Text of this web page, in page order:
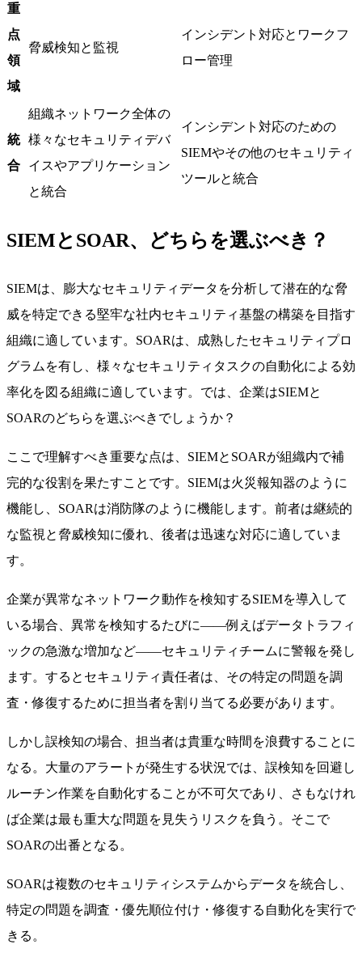
重
点
領
域
脅威検知と監視
インシデント対応とワークフ
ロー管理
統
合
組織ネットワーク全体の
様々なセキュリティデバ
イスやアプリケーション
と統合
インシデント対応のための
SIEMやその他のセキュリティ
ツールと統合
SIEMとSOAR、どちらを選ぶべき？
SIEMは、膨大なセキュリティデータを分析して潜在的な脅
威を特定できる堅牢な社内セキュリティ基盤の構築を目指す
組織に適しています。SOARは、成熟したセキュリティプロ
グラムを有し、様々なセキュリティタスクの自動化による効
率化を図る組織に適しています。では、企業はSIEMと
SOARのどちらを選ぶべきでしょうか？
ここで理解すべき重要な点は、SIEMとSOARが組織内で補
完的な役割を果たすことです。SIEMは火災報知器のように
機能し、SOARは消防隊のように機能します。前者は継続的
な監視と脅威検知に優れ、後者は迅速な対応に適していま
す。
企業が異常なネットワーク動作を検知するSIEMを導入して
いる場合、異常を検知するたびに——例えばデータトラフィ
ックの急激な増加など——セキュリティチームに警報を発し
ます。するとセキュリティ責任者は、その特定の問題を調
査・修復するために担当者を割り当てる必要があります。
しかし誤検知の場合、担当者は貴重な時間を浪費することに
なる。大量のアラートが発生する状況では、誤検知を回避し
ルーチン作業を自動化することが不可欠であり、さもなけれ
ば企業は最も重大な問題を見失うリスクを負う。そこで
SOARの出番となる。
SOARは複数のセキュリティシステムからデータを統合し、
特定の問題を調査・優先順位付け・修復する自動化を実行で
きる。